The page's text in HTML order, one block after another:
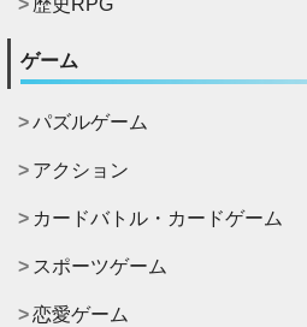
歴史RPG
ゲーム
パズルゲーム
アクション
カードバトル・カードゲーム
スポーツゲーム
恋愛ゲーム